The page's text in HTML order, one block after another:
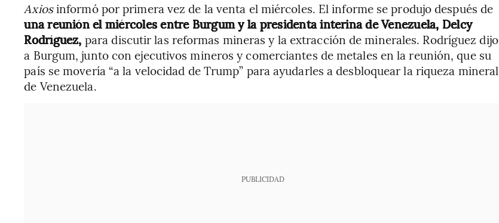
Axiosinformó por primera vez de la venta el miércoles. El informe se produjo después de
una reunión el miércoles entre Burgum y la presidenta interina de Venezuela, Delcy
Rodríguez, para discutir las reformas mineras y la extracción de minerales. Rodríguez dijo
a Burgum, junto con ejecutivos mineros y comerciantes de metales en la reunión, que su
país se movería “a la velocidad de Trump” para ayudarles a desbloquear la riqueza mineral
de Venezuela.
PUBLICIDAD